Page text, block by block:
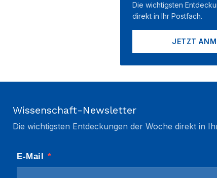
Die wichtigsten
direkt in Ihr Postfach.
JETZT
Wissenschaft-Newsletter
Die wichtigsten Entdeckungen der Woche direkt in